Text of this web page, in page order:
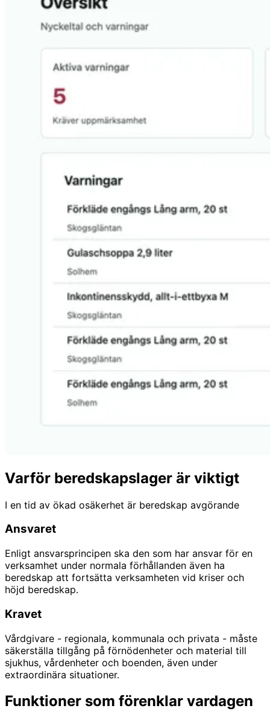
Varför beredskapslager är viktigt
I en tid av ökad osäkerhet är beredskap avgörande
Ansvaret
Enligt ansvarsprincipen ska den som har ansvar för en
verksamhet under normala förhållanden även ha
beredskap att fortsätta verksamheten vid kriser och
höjd beredskap.
Kravet
Vårdgivare - regionala, kommunala och privata - måste
säkerställa tillgång på förnödenheter och material till
sjukhus, vårdenheter och boenden, även under
extraordinära situationer.
Funktioner som förenklar vardagen